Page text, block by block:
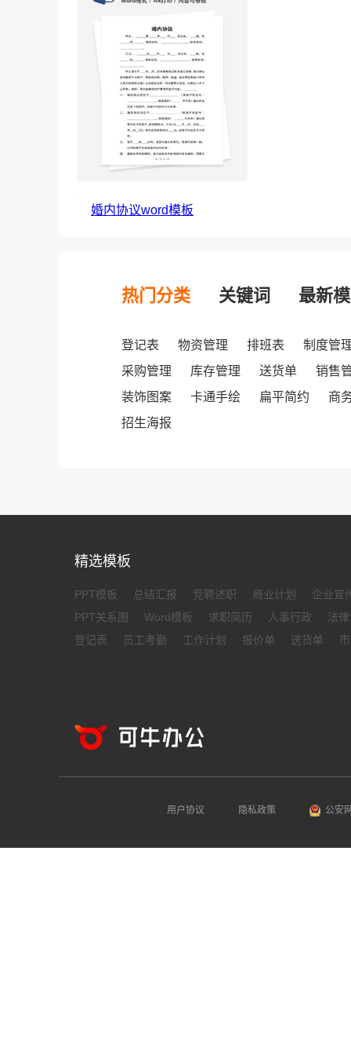
婚内协议word模板
热门分类 关键词 最新
登记表 物资管理 排班表
制度管
采购管理
库存管理 送货单
销售
装饰图案
卡通手绘 扁平简约
商
招生海报
精选模板
PPT模板 总结汇报 竞聘述职 商业计划
企业宣
PPT关系图
Word模板 求职简历 人事行政
法
登记表
员工考勤 工作计划 报价单 送货单
用户协议 隐私政策 公安